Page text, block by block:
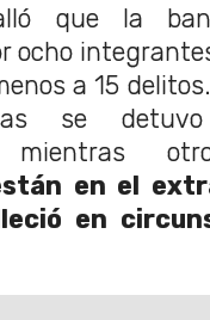
que la
ocho
a 15
se
mientras
en el
en